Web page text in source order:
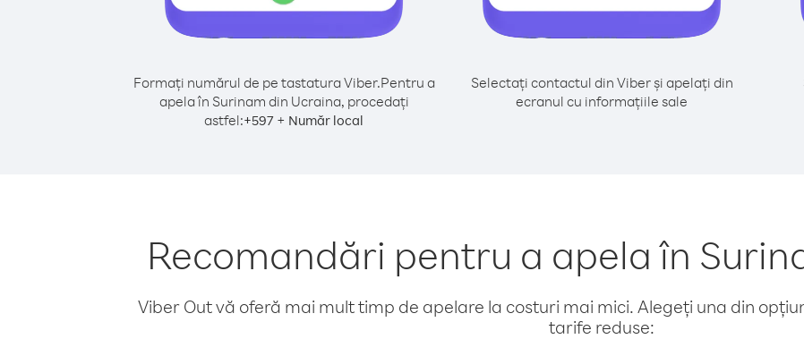
Formați numărul de pe tastatura Viber.Pentru a
apela în Surinam din Ucraina, procedați
astfel:+597 + Număr local
Selectați contactul din Viber și apelați din
ecranul cu informațiile sale
Recomandări pentru a apela în
Viber Out vă oferă mai mult timp de apelare la costuri mai mici. Alegeți una din
tarife reduse: